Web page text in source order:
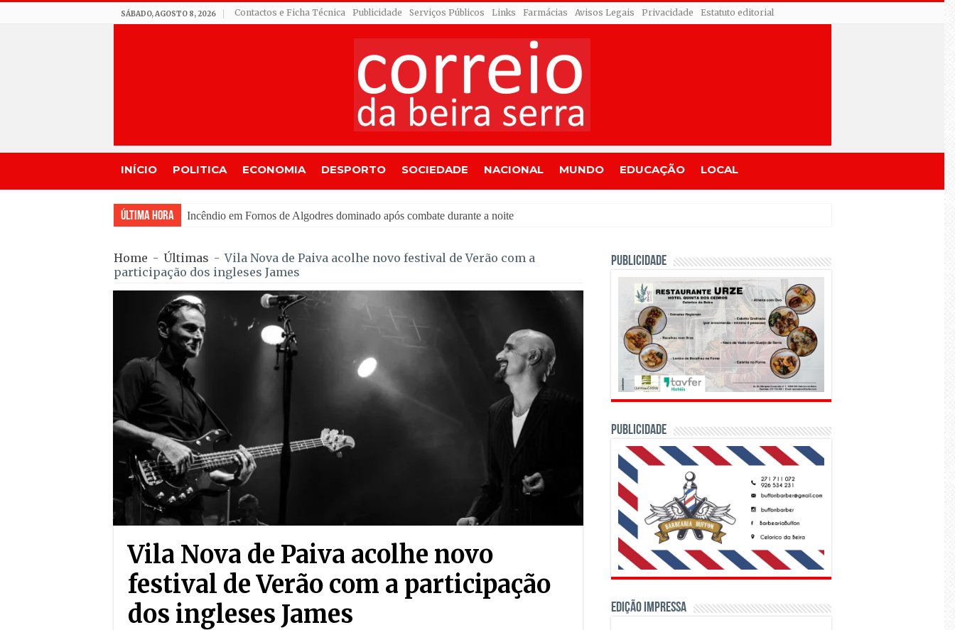
SÁBADO, AGOSTO 8, 2026 Contactos e Ficha Técnica Publicidade Serviços Públicos Links Farmácias Avisos Legais Privacidade Estatuto editorial
INÍCIO POLITICA ECONOMIA DESPORTO SOCIEDADE NACIONAL MUNDO EDUCAÇÃO LOCAL
Última Hora Seia assinala centenário
Home - Últimas - Vila Nova de Paiva acolhe novo festival de Verão com a
participação dos ingleses James
Vila Nova de Paiva acolhe novo
festival de Verão com a participação
dos ingleses James
PUBLICIDADE
PUBLICIDADE
Edição Impressa